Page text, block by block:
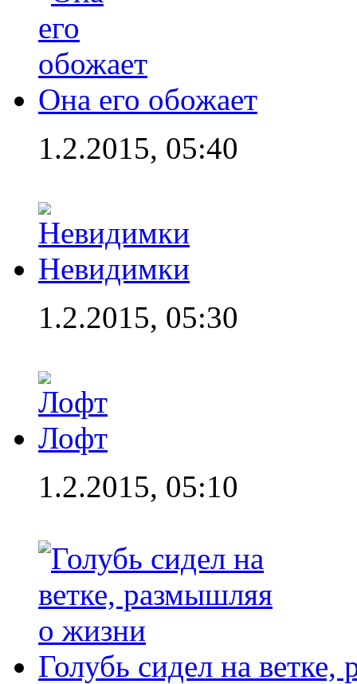
Она его обожает
1.2.2015, 05:40
Невидимки
1.2.2015, 05:30
Лофт
1.2.2015, 05:10
Голубь сидел на